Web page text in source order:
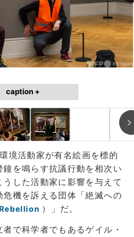
caption +
境活動家が有名絵画を標的
を鳴らす抗議行動を相次い
した活動家に影響を与えて
危機を訴える団体「絶滅への
）」だ。
で科学者でもあるゲイル・